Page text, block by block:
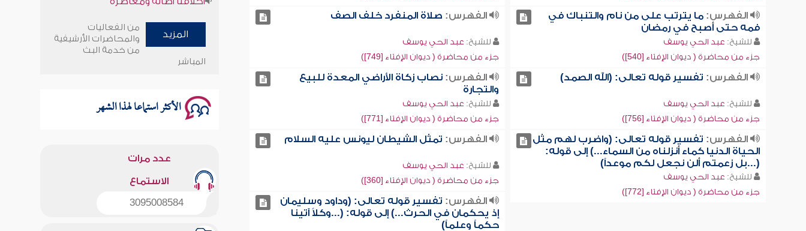
الفهرس:ما يترتب على من نام والتنباك في
فمه حتى أصبح في رمضان
للشيخ: عبد الحي يوسف
جزء من محاضرة ( ديوان الإفتاء [540])
الفهرس: صلاة المنفرد خلف الصف
للشيخ: عبد الحي يوسف
جزء من محاضرة ( ديوان الإفتاء [749])
الفهرس: تفسير قوله تعالى: (الله الصمد)
للشيخ: عبد الحي يوسف
جزء من محاضرة ( ديوان الإفتاء [756])
الفهرس: نصاب زكاة الأراضي المعدة للبيع
والتجارة
للشيخ: عبد الحي يوسف
جزء من محاضرة ( ديوان الإفتاء [771])
الفهرس: تفسير قوله تعالى: (واضرب لهم مثل
الحياة الدنيا كماء أنزلناه من السماء...) إلى قوله:
(...بل زعمتم ألن نجعل لكم موعداً)
للشيخ: عبد الحي يوسف
جزء من محاضرة ( ديوان الإفتاء [772])
الفهرس: تمثل الشيطان ليونس عليه السلام
للشيخ: عبد الحي يوسف
جزء من محاضرة ( ديوان الإفتاء [360])
الفهرس: تفسير قوله تعالى: (وداود وسليمان
إذ يحكمان في الحرث...) إلى قوله: (...وكلاً آتينا
حكماً وعلماً)
سلسلة محاضرات نفحات رمضانية
1444هـ
المزيد
من الفعاليات
والمحاضرات الأرشيفية
من خدمة البث
المباشر
الأكثر استماعا لهذا الشهر
عدد مرات
الاستماع
3095008584